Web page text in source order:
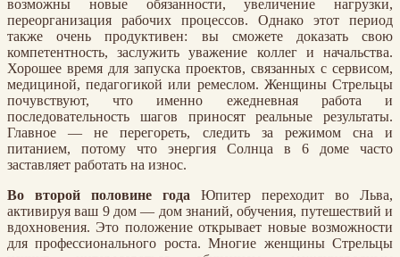
возможны новые обязанности, увеличение нагрузки,
переорганизация рабочих процессов. Однако этот период
также очень продуктивен: вы сможете доказать свою
компетентность, заслужить уважение коллег и начальства.
Хорошее время для запуска проектов, связанных с сервисом,
медициной, педагогикой или ремеслом. Женщины Стрельцы
почувствуют, что именно ежедневная работа и
последовательность шагов приносят реальные результаты.
Главное — не перегореть, следить за режимом сна и
питанием, потому что энергия Солнца в 6 доме часто
заставляет работать на износ.
Во второй половине года Юпитер переходит во Льва,
активируя ваш 9 дом — дом знаний, обучения, путешествий и
вдохновения. Это положение открывает новые возможности
для профессионального роста. Многие женщины Стрельцы